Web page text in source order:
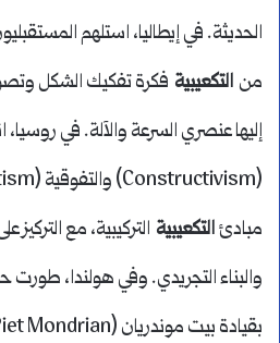
من التكعيبية فكرة تفكيك الشكل
إليها عنصري السرعة والآلة. في روسيا،
مبادئالتكعيبية التركيبية، مع التركيز
بقيادة بيت موندريان (Piet Mondrian)، لغة